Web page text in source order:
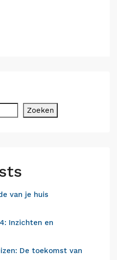
Zoeken
van je huis
Inzichten en
De toekomst van